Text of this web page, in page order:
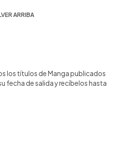
ARRIBA
los títulos de Manga publicados
fecha de salida y recíbelos hasta